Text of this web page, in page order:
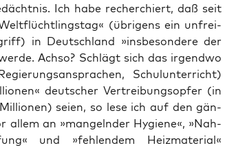
Ich habe recher­chiert, daß seit
(übri­gens ein unfrei­
in Deutsch­land »ins­be­son­de­re der
Ach­so? Schlägt sich das irgend­wo
Schul­un­ter­richt)
deut­scher Ver­trei­bungs­op­fer (in
sei­en, so lese ich auf den gän­
allem an »man­geln­der Hygie­ne«, »Nah­
und »feh­len­dem Heiz­ma­te­ri­al«